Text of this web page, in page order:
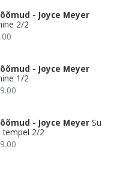
- Joyce Meyer
2/2
- Joyce Meyer
1/2
- Joyce Meyer Su
tempel 2/2